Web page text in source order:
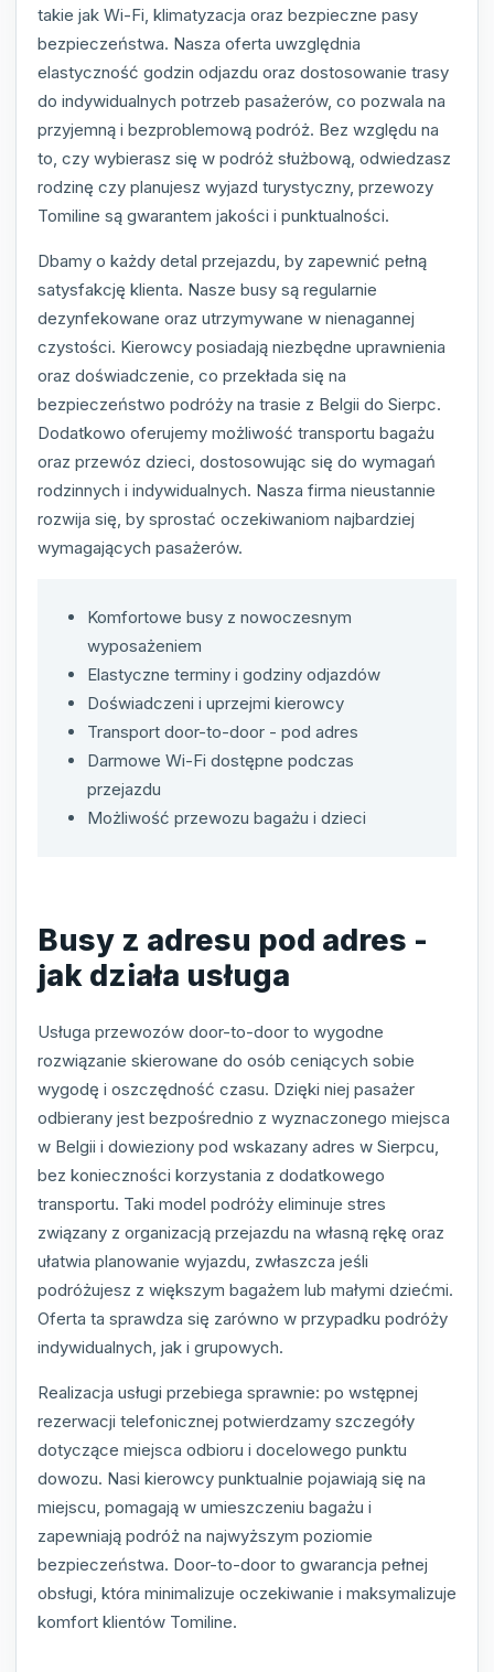
takie jak Wi-Fi, klimatyzacja oraz bezpieczne pasy
bezpieczeństwa. Nasza oferta uwzględnia
elastyczność godzin odjazdu oraz dostosowanie trasy
do indywidualnych potrzeb pasażerów, co pozwala na
przyjemną i bezproblemową podróż. Bez względu na
to, czy wybierasz się w podróż służbową, odwiedzasz
rodzinę czy planujesz wyjazd turystyczny, przewozy
Tomiline są gwarantem jakości i punktualności.
Dbamy o każdy detal przejazdu, by zapewnić pełną
satysfakcję klienta. Nasze busy są regularnie
dezynfekowane oraz utrzymywane w nienagannej
czystości. Kierowcy posiadają niezbędne uprawnienia
oraz doświadczenie, co przekłada się na
bezpieczeństwo podróży na trasie z Belgii do Sierpc.
Dodatkowo oferujemy możliwość transportu bagażu
oraz przewóz dzieci, dostosowując się do wymagań
rodzinnych i indywidualnych. Nasza firma nieustannie
rozwija się, by sprostać oczekiwaniom najbardziej
wymagających pasażerów.
Komfortowe busy z nowoczesnym
wyposażeniem
Elastyczne terminy i godziny odjazdów
Doświadczeni i uprzejmi kierowcy
Transport door-to-door - pod adres
Darmowe Wi-Fi dostępne podczas
przejazdu
Możliwość przewozu bagażu i dzieci
Busy z adresu pod adres -
jak działa usługa
Usługa przewozów door-to-door to wygodne
rozwiązanie skierowane do osób ceniących sobie
wygodę i oszczędność czasu. Dzięki niej pasażer
odbierany jest bezpośrednio z wyznaczonego miejsca
w Belgii i dowieziony pod wskazany adres w Sierpcu,
bez konieczności korzystania z dodatkowego
transportu. Taki model podróży eliminuje stres
związany z organizacją przejazdu na własną rękę oraz
ułatwia planowanie wyjazdu, zwłaszcza jeśli
podróżujesz z większym bagażem lub małymi dziećmi.
Oferta ta sprawdza się zarówno w przypadku podróży
indywidualnych, jak i grupowych.
Realizacja usługi przebiega sprawnie: po wstępnej
rezerwacji telefonicznej potwierdzamy szczegóły
dotyczące miejsca odbioru i docelowego punktu
dowozu. Nasi kierowcy punktualnie pojawiają się na
miejscu, pomagają w umieszczeniu bagażu i
zapewniają podróż na najwyższym poziomie
bezpieczeństwa. Door-to-door to gwarancja pełnej
obsługi, która minimalizuje oczekiwanie i maksymalizuje
komfort klientów Tomiline.